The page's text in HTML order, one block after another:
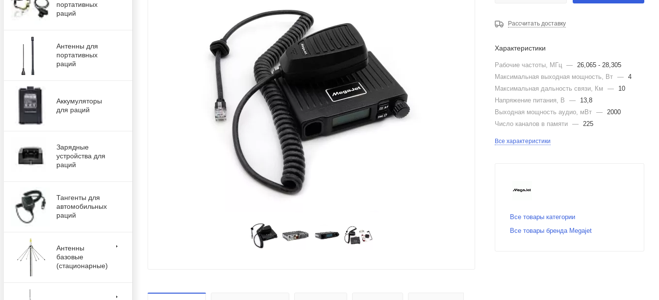
портативных
раций
Антенны для
портативных
раций
Аккумуляторы
для раций
Зарядные
устройства для
раций
Тангенты для
автомобильных
раций
Антенны
базовые
(стационарные)
Рассчитать доставку
Характеристики
Рабочие частоты, МГц —
26,065 - 28,305
Максимальная выходная мощность, Вт — 4
Максимальная дальность связи, Км
—
10
Напряжение питания, В
—
13,8
Выходная мощность аудио, мВт —
2000
Число каналов в памяти — 225
Все характеристики
Все товары категории
Все товары бренда Megajet